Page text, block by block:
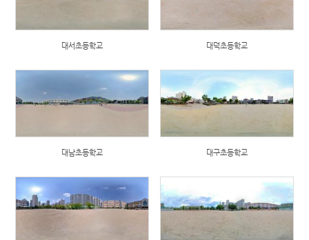
대서초등학교 대덕초등학교
대남초등학교 대구초등학교